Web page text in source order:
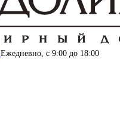
Ежедневно, с 9:00 до 18:00